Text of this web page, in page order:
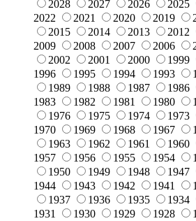
2028
2027 2026 2025
2022
2021 2020 2019
2015
2014 2013 2012
2009
2008 2007 2006
2002
2001 2000 1999
1996
1995 1994 1993
1989
1988 1987 1986
1983
1982 1981 1980
1976
1975 1974 1973
1970
1969 1968 1967
1963
1962 1961 1960
1957
1956 1955 1954
1950
1949 1948 1947
1944
1943 1942 1941
1937
1936 1935 1934
1931
1930 1929 1928